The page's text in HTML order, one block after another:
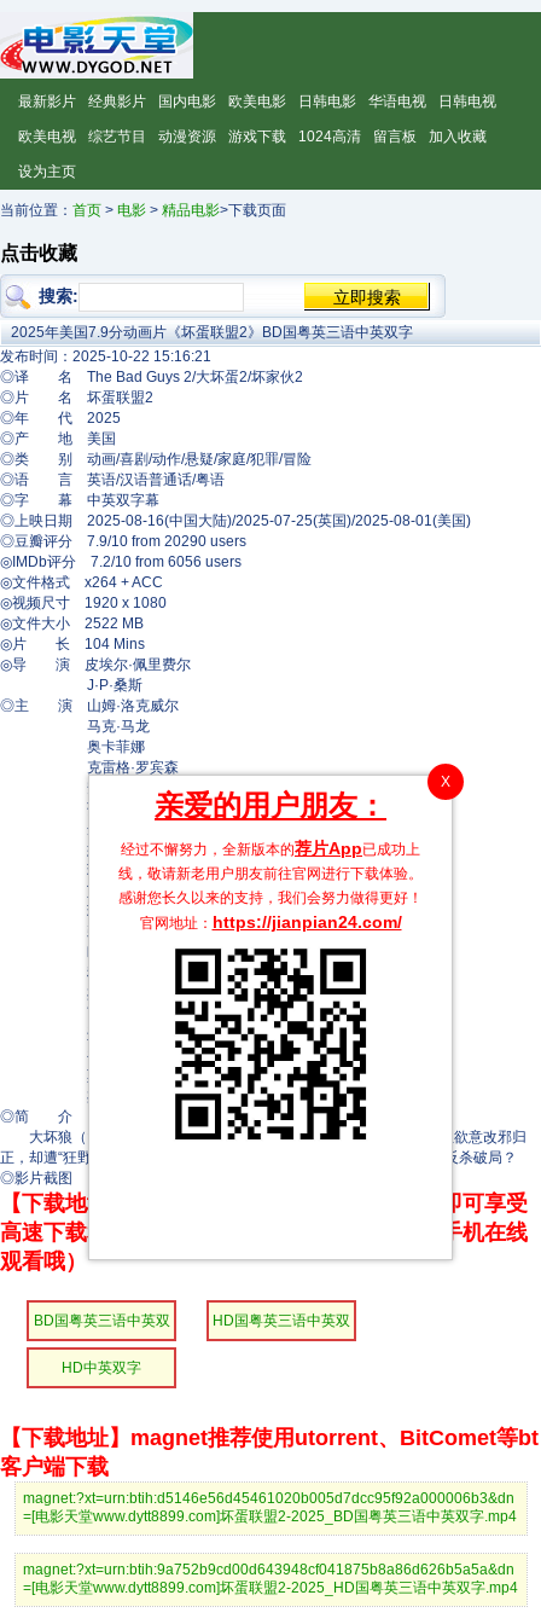
最新影片 经典影片 国内电影 欧美电影 日韩电影 华语电视 日韩电视
欧美电视 综艺节目 动漫资源 游戏下载 1024高清 留言板 加入收藏
设为主页
当前位置： 首页 > 电影 > 精品电影>下载页面
点击收藏
搜索:
X
亲爱的用户朋友：
经过不懈努力，全新版本的荐片App已成功上
线，敬请新老用户朋友前往官网进行下载体验。
感谢您长久以来的支持，我们会努力做得更好！
官网地址： https://jianpian24.com/
2025年美国7.9分动画片《坏蛋联盟2》BD国粤英三语中英双字
发布时间：2025-10-22 15:16:21
◎译 名 The Bad Guys 2/大坏蛋2/坏家伙2
◎片 名 坏蛋联盟2
◎年 代 2025
◎产 地 美国
◎类 别 动画/喜剧/动作/悬疑/家庭/犯罪/冒险
◎语 言 英语/汉语普通话/粤语
◎字 幕 中英双字幕
◎上映日期 2025-08-16(中国大陆)/2025-07-25(英国)/2025-08-01(美国)
◎豆瓣评分 7.9/10 from 20290 users
◎IMDb评分 7.2/10 from 6056 users
◎文件格式 x264 + ACC
◎视频尺寸 1920 x 1080
◎文件大小 2522 MB
◎片 长 104 Mins
◎导 演 皮埃尔·佩里费尔
J·P·桑斯
◎主 演 山姆·洛克威尔
马克·马龙
奥卡菲娜
克雷格·罗宾森
安东尼·拉莫斯
莎姬·贝兹
丹妮尔·布鲁克斯
娜塔莎·雷昂
玛丽亚·巴卡洛娃
艾利克斯·布斯汀
理查德·艾欧阿德
莉莉·辛格
欧米德·吉亚李利
科林·乔斯特
杰米·卡米尔
雨果·萨维诺维奇
迈克尔·高德尔
乔伊·纳波尔
莫尼娅·阿亚齐
杰伦·摩尔
◎简 介
大坏狼（山姆·洛克威尔 Sam Rockwell 配音）带领坏蛋联盟五人组欲意改邪归
正，却遭“狂野姐妹”上线踢馆，面对再干一票的诱惑，是重操旧业还是反杀破局？
◎影片截图
【下载地址】本站专属下载器：点击下方链接 即可享受
高速下载和在线播放 专治迅雷无法下载（支持手机在线
观看哦）
BD国粤英三语中英双
字
HD国粤英三语中英双
HD中英双字
【下载地址】magnet推荐使用utorrent、BitComet等bt
客户端下载
magnet:?xt=urn:btih:d5146e56d45461020b005d7dcc95f92a000006b3&dn
=[电影天堂www.dytt8899.com]坏蛋联盟2-2025_BD国粤英三语中英双字.mp4
magnet:?xt=urn:btih:9a752b9cd00d643948cf041875b8a86d626b5a5a&dn
=[电影天堂www.dytt8899.com]坏蛋联盟2-2025_HD国粤英三语中英双字.mp4